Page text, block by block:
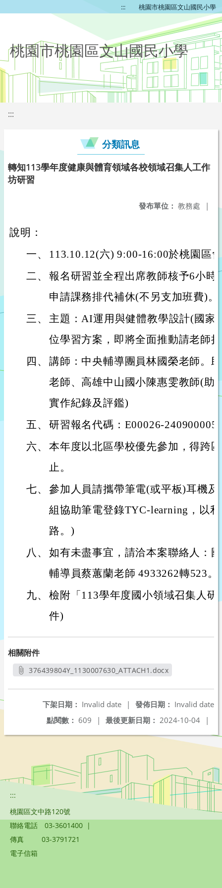
::: 桃園市桃園區文山國民小學
桃園市桃園區文山國民小學
:::
分類訊息
轉知113學年度健康與體育領域各校領域召集人工作
坊研習
發布單位： 教務處 |
說明：
一、
113.10.12(六) 9:00-16:00於桃園區
二、 報名研習並全程出席教師核予6小時
申請課務排代補休(不另支加班費)。
三、
主題：AI運用與健體教學設計(國家
位學習方案，即將全面推動請老師
四、 講師：中央輔導團員林國榮老師。
老師、高雄中山國小陳惠雯教師(助
實作紀錄及評鑑)
五、 研習報名代碼：E00026-240900005
六、 本年度以北區學校優先參加，得跨
止。
七、 參加人員請攜帶筆電(或平板)耳機
組協助筆電登錄TYC-learning，以
路。)
八、 如有未盡事宜，請洽本案聯絡人：
輔導員蔡蕙蘭老師 4933262轉523。
九、 檢附「113學年度國小領域召集人
件)
相關附件
376439804Y_1130007630_ATTACH1.docx
發佈日期： Invalid date
下架日期： Invalid date
|
最後更新日期： 2024-10-04 |
點閱數： 609 |
:::
桃園區文中路120號
聯絡電話
03-3601400 |
傳真
03-3791721
電子信箱